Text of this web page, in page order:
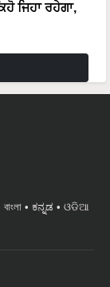
ਜਿਹਾ ਰਹੇਗਾ,
বাংলা ಕನ್ನಡ
ଓଡିଆ